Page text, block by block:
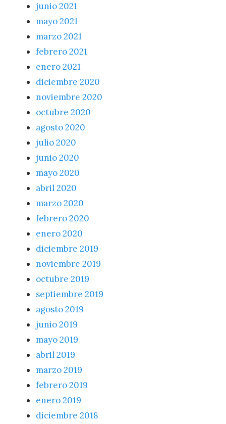
junio 2021
mayo 2021
marzo 2021
febrero 2021
enero 2021
diciembre 2020
noviembre 2020
octubre 2020
agosto 2020
julio 2020
junio 2020
mayo 2020
abril 2020
marzo 2020
febrero 2020
enero 2020
diciembre 2019
noviembre 2019
octubre 2019
septiembre 2019
agosto 2019
junio 2019
mayo 2019
abril 2019
marzo 2019
febrero 2019
enero 2019
diciembre 2018